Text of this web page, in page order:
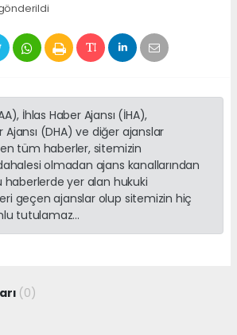
İhlas Haber Ajansı (İHA),
(DHA) ve diğer ajanslar
tüm haberler, sitemizin
olmadan ajans kanallarından
haberlerde yer alan hukuki
geçen ajanslar olup sitemizin hiç
tutulamaz...
(0)